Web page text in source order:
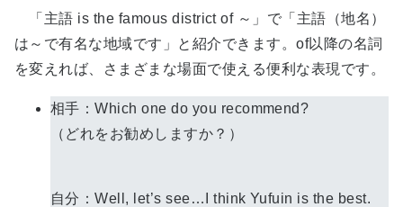
「主語 is the famous district of ～」で「主語（地名）
は～で有名な地域です」と紹介できます。of以降の名詞
を変えれば、さまざまな場面で使える便利な表現です。
相手：Which one do you recommend?
（どれをお勧めしますか？）
自分：Well, let’s see…I think Yufuin is the best.